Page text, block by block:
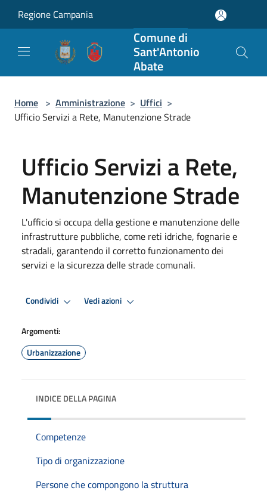
Regione Campania
Comune di
Sant'Antonio
Abate
Home > Amministrazione > Uffici >
Ufficio Servizi a Rete, Manutenzione Strade
Ufficio Servizi a Rete,
Manutenzione Strade
L'ufficio si occupa della gestione e manutenzione delle
infrastrutture pubbliche, come reti idriche, fognarie e
stradali, garantendo il corretto funzionamento dei
servizi e la sicurezza delle strade comunali.
Condividi Vedi azioni
Argomenti:
Urbanizzazione
INDICE DELLA PAGINA
Competenze
Tipo di organizzazione
Persone che compongono la struttura